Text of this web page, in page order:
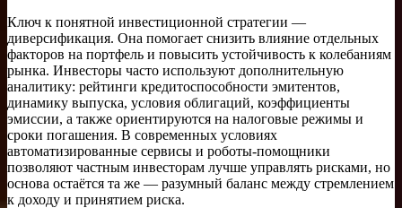
Ключ к понятной инвестиционной стратегии —
диверсификация. Она помогает снизить влияние отдельных
факторов на портфель и повысить устойчивость к колебаниям
рынка. Инвесторы часто используют дополнительную
аналитику: рейтинги кредитоспособности эмитентов,
динамику выпуска, условия облигаций, коэффициенты
эмиссии, а также ориентируются на налоговые режимы и
сроки погашения. В современных условиях
автоматизированные сервисы и роботы-помощники
позволяют частным инвесторам лучше управлять рисками, но
основа остаётся та же — разумный баланс между стремлением
к доходу и принятием риска.